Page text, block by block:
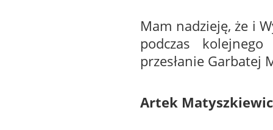
Mam nadzieję, że i
podczas
przesłanie Garbatej
Artek